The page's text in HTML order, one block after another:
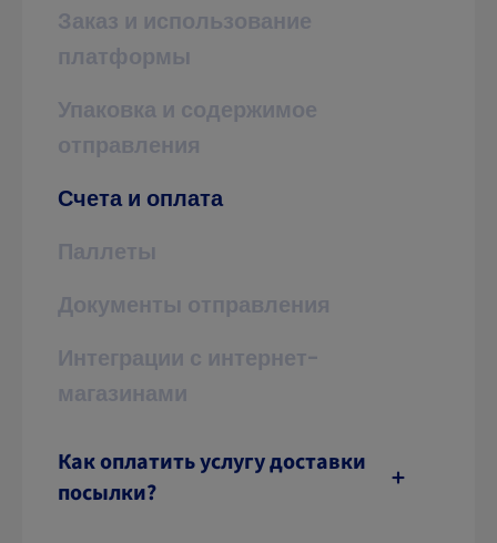
Заказ и использование
платформы
Упаковка и содержимое
отправления
Счета и оплата
Паллеты
Документы отправления
Интеграции с интернет-
магазинами
Как оплатить услугу доставки
посылки?